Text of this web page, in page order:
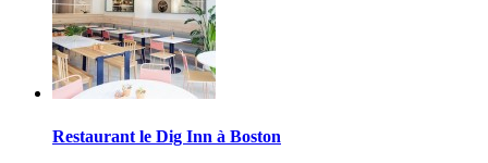
Restaurant le Dig Inn à Boston